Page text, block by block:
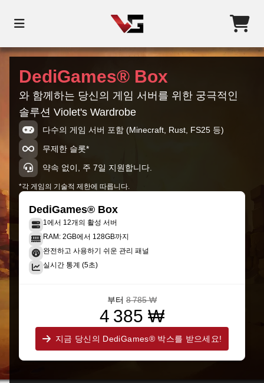
DediGames® Box
와 함께하는 당신의 게임 서버를 위한 궁극적인
솔루션 Violet's Wardrobe
다수의 게임 서버 포함 (Minecraft, Rust, FS25 등)
무제한 슬롯*
약속 없이, 주 7일 지원합니다.
*각 게임의 기술적 제한에 따릅니다.
DediGames® Box
1에서 12개의 활성 서버
RAM: 2GB에서 128GB까지
완전하고 사용하기 쉬운 관리 패널
실시간 통계 (5초)
부터 8 785 ₩
4 385 ₩
지금 당신의 DediGames® 박스를 받으세요!